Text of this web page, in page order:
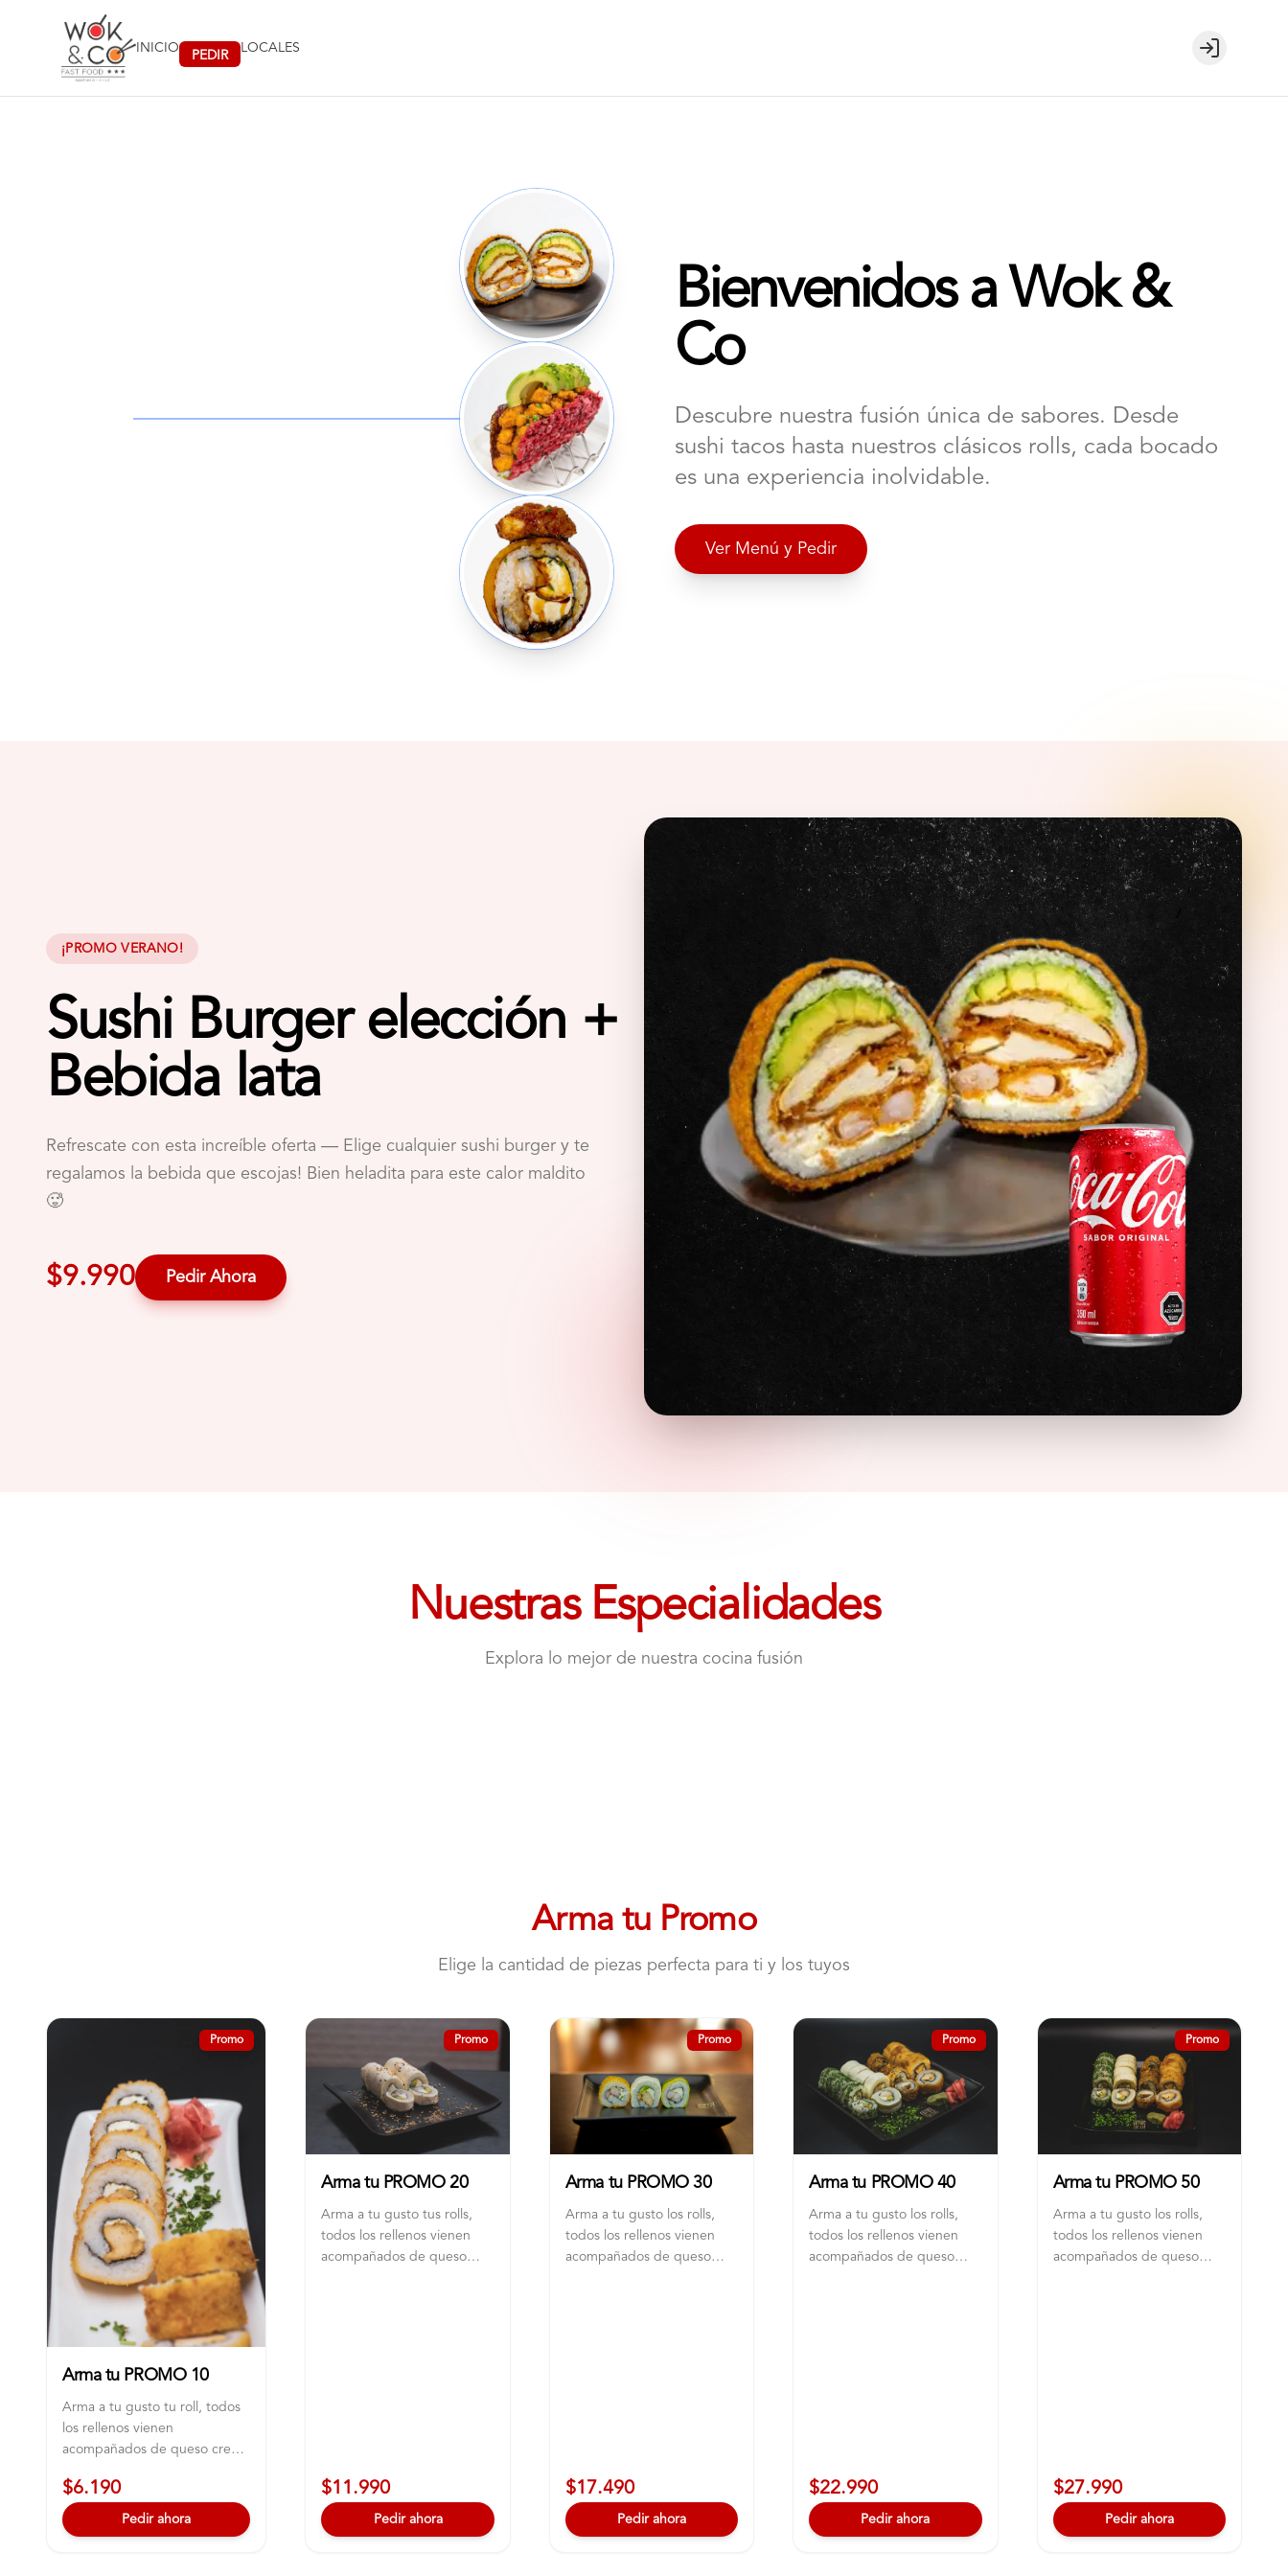
INICIO PEDIR LOCALES
Login
Bienvenidos a Wok &
Co
Descubre nuestra fusión única de sabores. Desde
sushi tacos hasta nuestros clásicos rolls, cada bocado
es una experiencia inolvidable.
Ver Menú y Pedir
¡PROMO VERANO!
Sushi Burger elección +
Bebida lata
Refrescate con esta increíble oferta — Elige cualquier sushi burger y te
regalamos la bebida que escojas! Bien heladita para este calor maldito
🥵
$9.990 Pedir Ahora
Nuestras Especialidades
Explora lo mejor de nuestra cocina fusión
Arma tu Promo
Elige la cantidad de piezas perfecta para ti y los tuyos
Promo
Arma tu PROMO 10
Arma a tu gusto tu roll, todos
los rellenos vienen
acompañados de queso crema
$6.190
Pedir ahora
Promo
Arma tu PROMO 20
Arma a tu gusto tus rolls,
todos los rellenos vienen
acompañados de queso
$11.990
Pedir ahora
Promo
Arma tu PROMO 30
Arma a tu gusto los rolls,
todos los rellenos vienen
acompañados de queso
$17.490
Pedir ahora
Promo
Arma tu PROMO 40
Arma a tu gusto los rolls,
todos los rellenos vienen
acompañados de queso
$22.990
Pedir ahora
Promo
Arma tu PROMO 50
Arma a tu gusto los rolls,
todos los rellenos vienen
acompañados de queso
$27.990
Pedir ahora